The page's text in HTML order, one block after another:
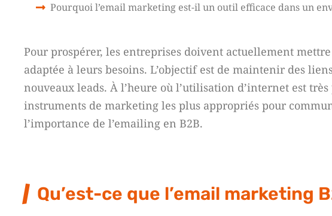
Pourquoi l’email marketing est-il un outil efficace dans un
Pour prospérer, les entreprises doivent actuellement
adaptée à leurs besoins. L’objectif est de maintenir des
nouveaux leads. À l’heure où l’utilisation d’internet est
instruments de marketing les plus appropriés pour
l’importance de l’emailing en B2B.
Qu’est-ce que l’email marketing